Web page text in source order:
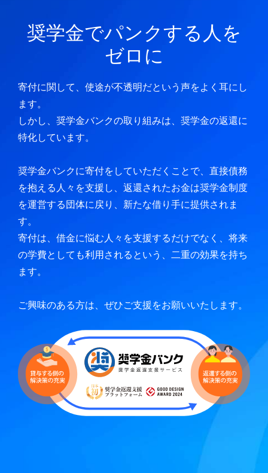
奨学金でパンクする人を
ゼロに
寄付に関して、使途が不透明だという声をよく耳にし
ます。
しかし、奨学金バンクの取り組みは、奨学金の返還に
特化しています。
奨学金バンクに寄付をしていただくことで、直接債務
を抱える人々を支援し、返還されたお金は奨学金制度
を運営する団体に戻り、新たな借り手に提供されま
す。
寄付は、借金に悩む人々を支援するだけでなく、将来
の学費としても利用されるという、二重の効果を持ち
ます。
ご興味のある方は、ぜひご支援をお願いいたします。